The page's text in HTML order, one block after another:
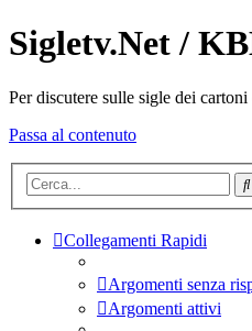
Sigletv.Net /
Per discutere sulle sigle dei cartoni
Passa al contenuto
Collegamenti Rapidi
Argomenti senza
Argomenti attivi